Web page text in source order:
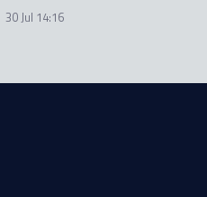
30 Jul 14:16